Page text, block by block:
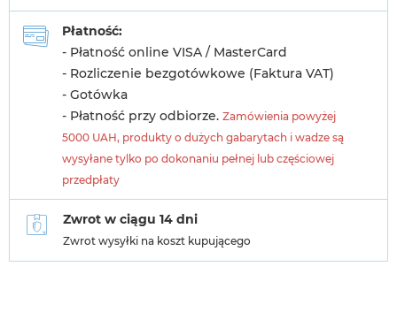
Płatność:
- Płatność online VISA / MasterCard
- Rozliczenie bezgotówkowe (Faktura VAT)
- Gotówka
- Płatność przy odbiorze. Zamówienia powyżej
5000 UAH, produkty o dużych gabarytach i wadze są
wysyłane tylko po dokonaniu pełnej lub częściowej
przedpłaty
Zwrot w ciągu 14 dni
Zwrot wysyłki na koszt kupującego